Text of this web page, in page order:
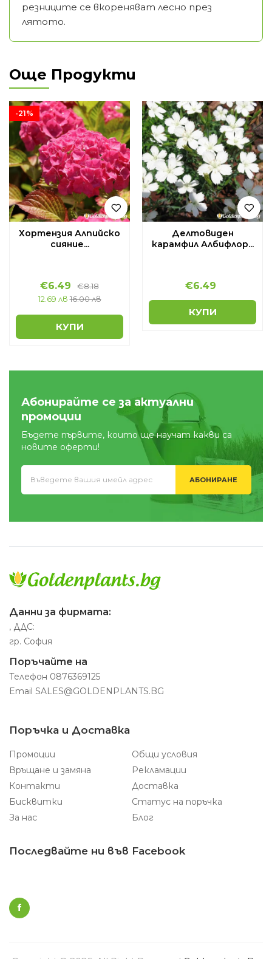
резниците се вкореняват лесно през
лятото.
Още Продукти
-21%
Хортензия Алпийско
сияние...
€6.49 €8.18
12.69 лв 16.00 лв
КУПИ
Делтовиден
карамфил Албифлор...
€6.49
КУПИ
Абонирайте се за актуални
промоции
Бъдете първите, които ще научат какви са
новите оферти!
АБОНИРАНЕ
Данни за фирмата:
, ДДС:
гр. София
Поръчайте на
Телефон 0876369125
Email SALES@GOLDENPLANTS.BG
Поръчка и Доставка
Промоции
Общи условия
Връщане и замяна
Рекламации
Контакти
Доставка
Бисквитки
Статус на поръчка
За нас
Блог
Последвайте ни във Facebook